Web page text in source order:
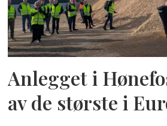
Anlegget i
av de største i